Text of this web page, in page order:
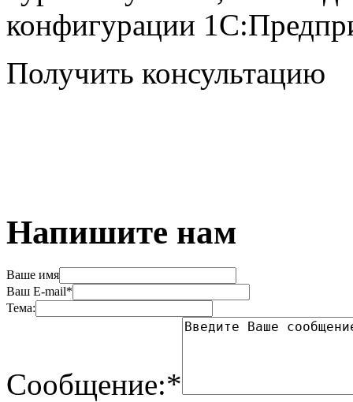
конфигурации
Получить консультацию
Напишите нам
Ваше имя
Ваш E-mail*
Тема:
Сообщение:*